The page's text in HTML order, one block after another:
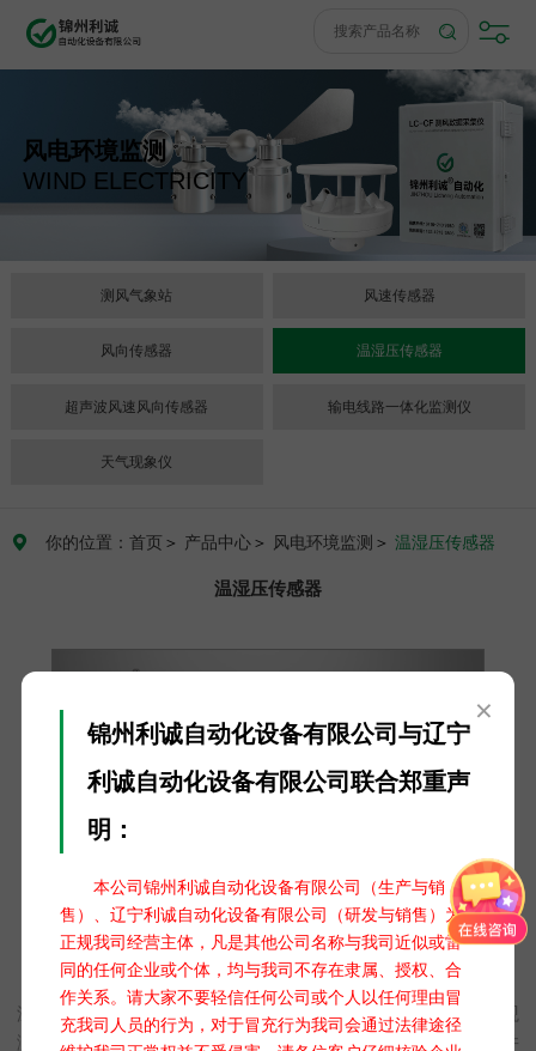
×
锦州利诚自动化设备有限公司与辽宁
利诚自动化设备有限公司联合郑重声
明：
本公司锦州利诚自动化设备有限公司（生产与销
售）、辽宁利诚自动化设备有限公司（研发与销售）为
正规我司经营主体，凡是其他公司名称与我司近似或雷
同的任何企业或个体，均与我司不存在隶属、授权、合
作关系。请大家不要轻信任何公司或个人以任何理由冒
充我司人员的行为，对于冒充行为我司会通过法律途径
风电环境监测
WIND ELECTRICITY
测风气象站 风速传感器
风向传感器 温湿压传感器
超声波风速风向传感器 输电线路一体化监测仪
天气现象仪
 你的位置：首页 ＞ 产品中心＞ 风电环境监测 ＞ 温湿压传感器
温湿压传感器
温湿压传感器 DC-31-1
‌温湿压传感器是一种集成了温度、湿度和气压测量功能的气象观
测设备。它通过内置的传感器实时感知周围环境的气象参数，并